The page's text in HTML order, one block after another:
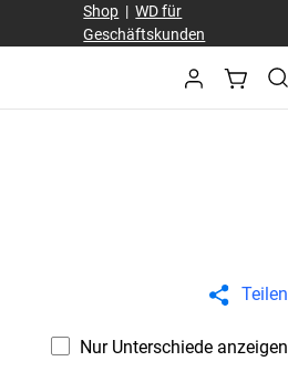
Shop |WD für
Geschäftskunden
Teilen
Nur Unterschiede anzeigen